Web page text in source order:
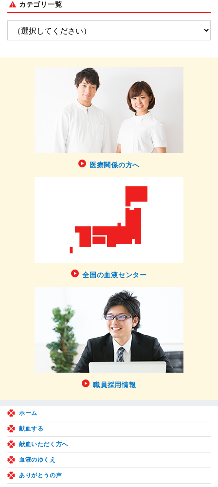
カテゴリ一覧
医療関係の方へ
全国の血液センター
職員採用情報
ホーム
献血する
献血いただく方へ
血液のゆくえ
ありがとうの声